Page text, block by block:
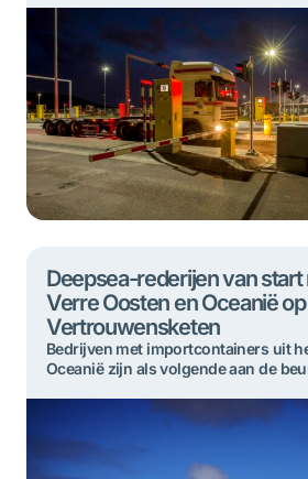
werkt nu bij alle deepsea-terminals
Rotterdam. Mogelijke misstanden bij
containers worden zo verder
deepsea-terminals op de Maasvlakte
controle op […]
Deepsea-rederijen van
Verre Oosten en Oceanië
Vertrouwensketen
Bedrijven met importcontainers uit
Oceanië zijn als volgende aan de
Vertrouwensketen. De rederijen en
inmiddels gestart met hen aan te
februari 2025 gebeurt het vrijstellen
beidevaargebieden alleen nog op